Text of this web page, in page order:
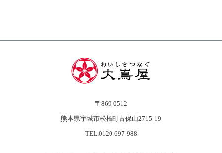
〒869-0512
熊本県宇城市松橋町古保山2715-19
TEL.0120-697-988